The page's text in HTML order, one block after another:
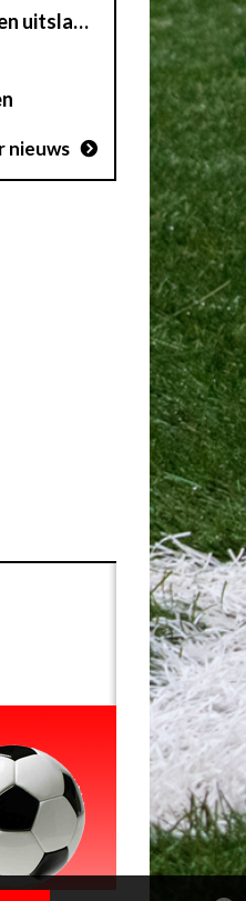
Activiteiten weekend SJVV en uitslag loterij
nieuws